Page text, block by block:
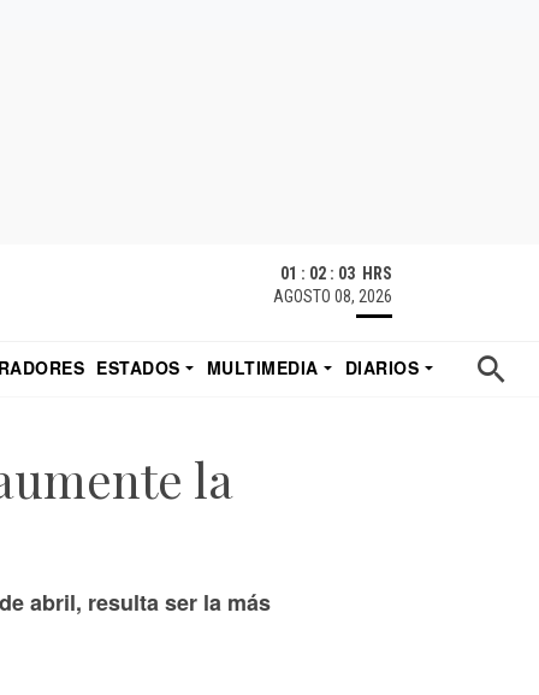
01 : 02 : 04 HRS
AGOSTO 08, 2026
ESTADOS MULTIMEDIA
DIARIOS
la
abril, resulta ser la más